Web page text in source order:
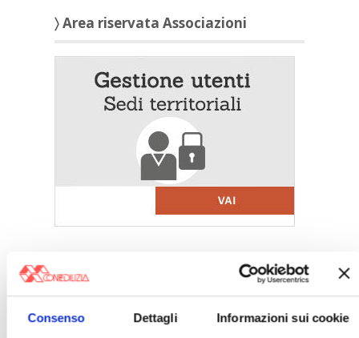
Consenso Dettagli Informazioni sui cookie
〉 Area riservata Associazioni
〉 5 ragioni per aderire a Confedilizia